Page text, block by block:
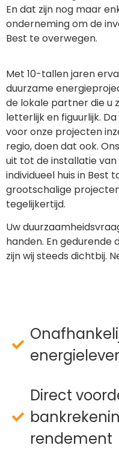
En dat zijn nog maar
onderneming om de
Best te overwegen.
Met 10-tallen jaren
duurzame
de lokale partner die u
letterlijk en figuurlijk.
voor onze projecten
regio, doen dat ook.
uit tot de installatie
individueel huis in Best
grootschalige
tegelijkertijd.
Uw
handen. En gedurende
zijn wij steeds dichtbij.
Direct
rendement